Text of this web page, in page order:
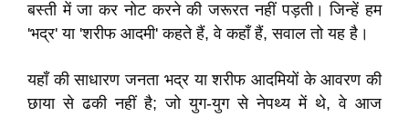
बस्ती में जा कर नोट करने की जरूरत नहीं पड़ती। जिन्हें हम
'भद्र' या 'शरीफ आदमी' कहते हैं, वे कहाँ हैं, सवाल तो यह है।
यहाँ की साधारण जनता भद्र या शरीफ आदमियों के आवरण की
छाया से ढकी नहीं है; जो युग-युग से नेपथ्य में थे, वे आज